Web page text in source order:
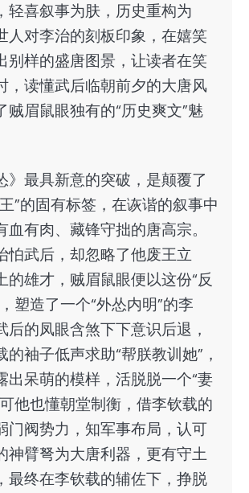
轻喜叙事为肤，历史重构为
人对李治的刻板印象，在嬉笑
别样的盛唐图景，让读者在笑
，读懂武后临朝前夕的大唐风
贼眉鼠眼独有的“历史爽文”魅
》最具新意的突破，是颠覆了
”的固有标签，在诙谐的叙事中
血有肉、藏锋守拙的唐高宗。
怕武后，却忽略了他废王立
的雄才，贼眉鼠眼便以这份“反
塑造了一个“外怂内明”的李
后的凤眼含煞下下意识后退，
袖子低声求助“帮朕教训她”，
出呆萌的模样，活脱脱一个“妻
他也懂朝堂制衡，借李钦载的
门阀势力，知军事布局，认可
神臂弩为大唐利器，更有守土
最终在李钦载的辅佐下，挣脱